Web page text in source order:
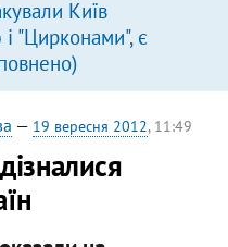
Київ
і "Цирконами", є
— 19 вересня 2012, 11:49